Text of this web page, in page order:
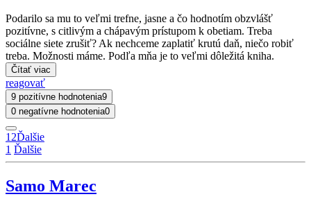
Podarilo sa mu to veľmi trefne, jasne a čo hodnotím obzvlášť
pozitívne, s citlivým a chápavým prístupom k obetiam. Treba
sociálne siete zrušiť? Ak nechceme zaplatiť krutú daň, niečo robiť
treba. Možnosti máme. Podľa mňa je to veľmi dôležitá kniha.
Čítať viac
reagovať
9 pozitívne hodnotenia9
0 negatívne hodnotenia0
1 2Ďalšie
1 Ďalšie
Samo Marec